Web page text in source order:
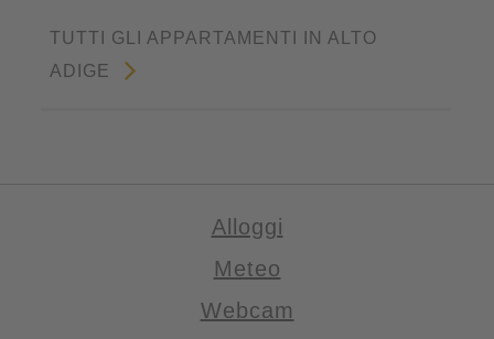
TUTTI GLI APPARTAMENTI IN ALTO
ADIGE
Alloggi
Meteo
Webcam